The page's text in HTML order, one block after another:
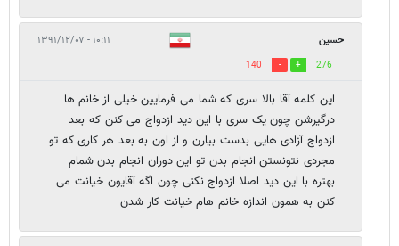
حسین ۱۰:۱۱ - ۱۳۹۱/۱۲/۰۷
276
140
این کلمه آقا بالا سری که شما می فرمایین خیلی از خانم ها
درگیرشن چون یک سری با این دید ازدواج می کنن که بعد
ازدواج آزادی هایی بدست بیارن و از اون به بعد هر کاری که تو
مجردی نتونستن انجام بدن تو این دوران انجام بدن شمام
بهتره با این دید اصلا ازدواج نکنی چون اگه آقایون خیانت می
کنن به همون اندازه خانم هام خیانت کار شدن